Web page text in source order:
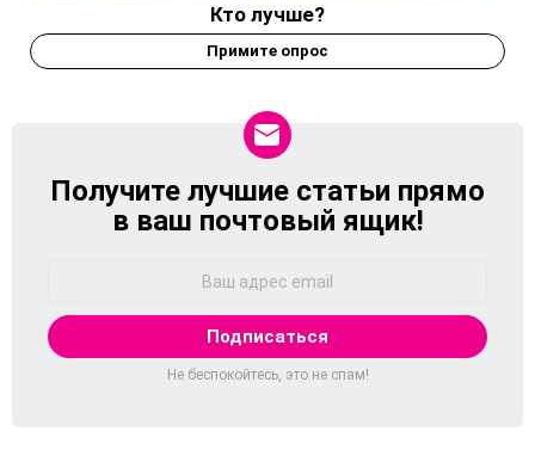
Кто лучше?
Примите опрос
NEWSLETTER
Получите лучшие статьи прямо
в ваш почтовый ящик!
Не беспокойтесь, это не спам!